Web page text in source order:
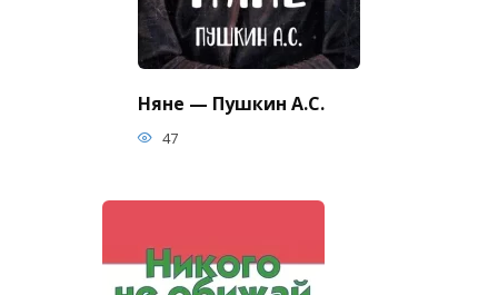
Няне — Пушкин А.С.
47